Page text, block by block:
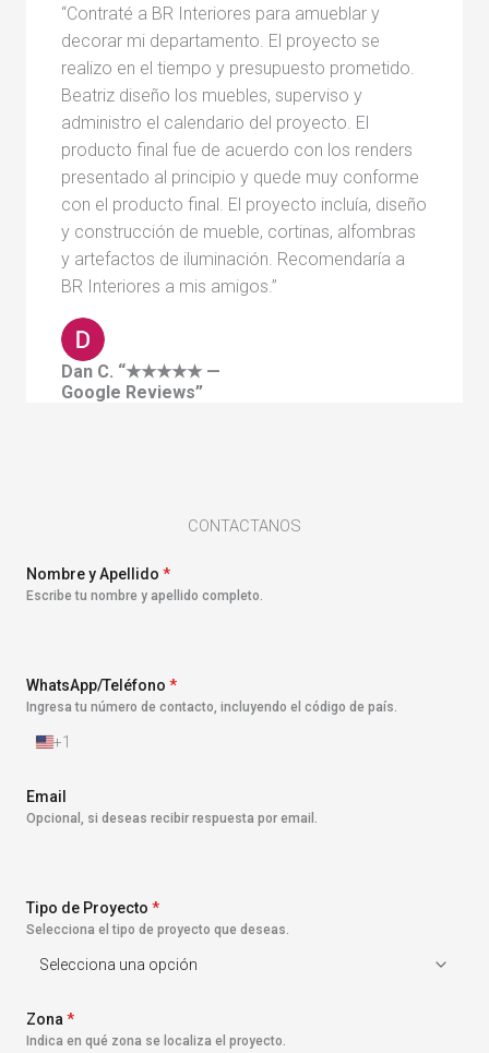
“Contraté a BR Interiores para amueblar y
decorar mi departamento. El proyecto se
realizo en el tiempo y presupuesto prometido.
Beatriz diseño los muebles, superviso y
administro el calendario del proyecto. El
producto final fue de acuerdo con los renders
presentado al principio y quede muy conforme
con el producto final. El proyecto incluía, diseño
y construcción de mueble, cortinas, alfombras
y artefactos de iluminación. Recomendaría a
BR Interiores a mis amigos.”
Dan C. “★★★★★ —
Google Reviews”
CONTACTANOS
Nombre y Apellido *
Escribe tu nombre y apellido completo.
WhatsApp/Teléfono *
Ingresa tu número de contacto, incluyendo el código de país.
E
a
d
n
i
o
1
+1
Email
Opcional, si deseas recibir respuesta por email.
Tipo de Proyecto *
Selecciona el tipo de proyecto que deseas.
Zona *
Indica en qué zona se localiza el proyecto.